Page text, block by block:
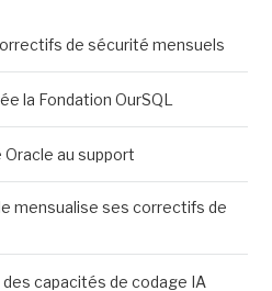
de sécurité mensuels
la Fondation OurSQL
Oracle au support
mensualise ses correctifs de
capacités de codage IA